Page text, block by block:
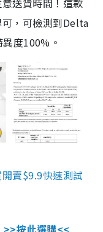
送貨時間！這款
，可檢測到Delta
度100%。
賣$9.9快速測試
>>按此選購<<